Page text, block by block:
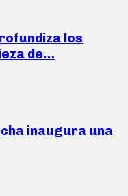
los
de…
inaugura una